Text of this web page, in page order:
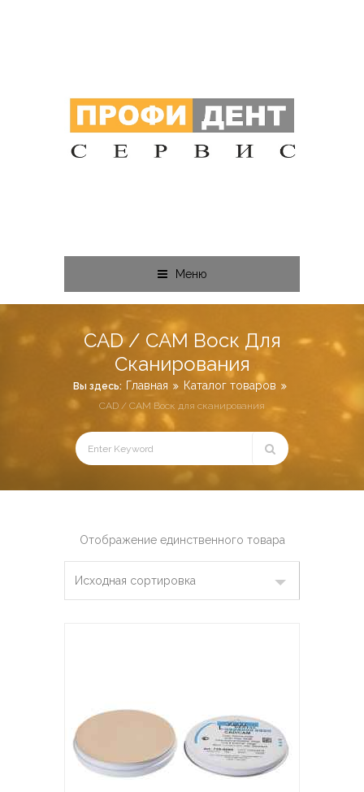
Меню
CAD / CAM Воск Для
Сканирования
Вы здесь: Главная Каталог товаров
CAD / CAM Воск для сканирования
Отображение единственного товара